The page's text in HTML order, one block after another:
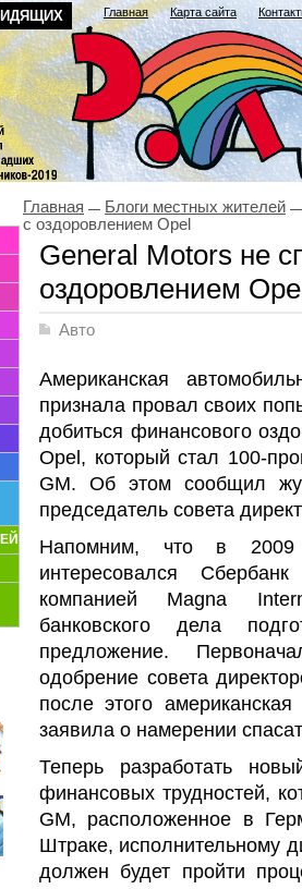
Главная Карта сайта
Главная
Блоги местных жителей
с оздоровлением Opel
General Motors не
оздоровлением
Авто
Американская
признала провал своих
добиться финансового
Opel, который стал 100-
GM. Об этом сообщил
председатель совета
Напомним, что в 2009
интересовался
компанией Magna
банковского дела
предложение.
одобрение совета
после этого
заявила о намерении
Теперь разработать
финансовых трудностей,
GM, расположенное в
Штраке, исполнительному
должен будет пройти